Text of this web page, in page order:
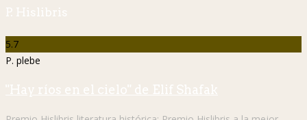
P. Hislibris
5.7
P. plebe
"Hay ríos en el cielo" de Elif Shafak